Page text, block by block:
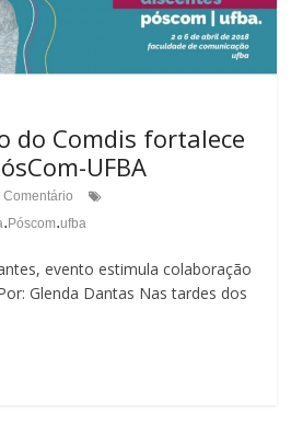
do Comdis fortalece
UFBA
Comentário
.Póscom.ufba
evento estimula colaboração
Glenda Dantas Nas tardes dos